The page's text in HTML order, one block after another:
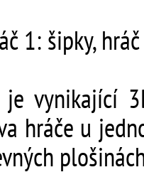
1: šipky,
vynikající
hráče u